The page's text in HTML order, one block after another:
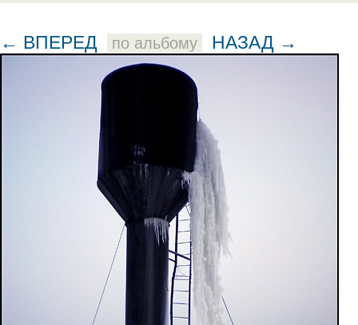
← ВПЕРЕД по альбому НАЗАД →